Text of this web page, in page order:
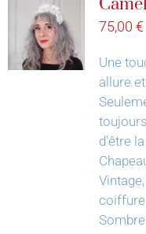
75,00 €
Une
allure
d'être